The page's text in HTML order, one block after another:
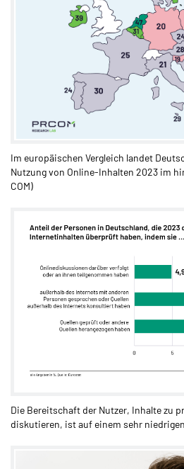
Im europäischen Vergleich landet
Nutzung von Online-Inhalten 2023 im
COM)
Die Bereitschaft der Nutzer, Inhalte zu
diskutieren, ist auf einem sehr